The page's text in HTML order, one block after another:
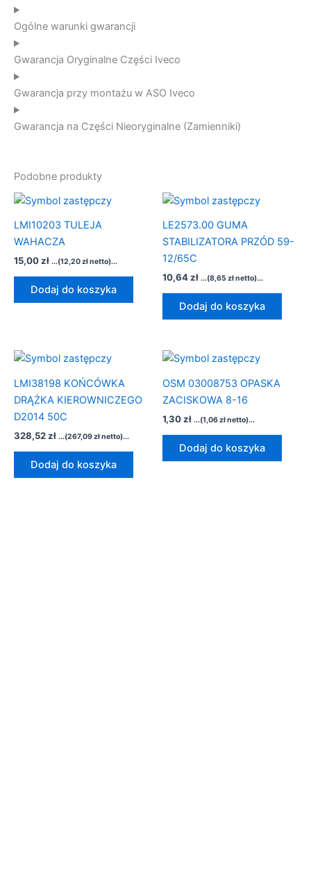
Ogólne warunki gwarancji
Gwarancja Oryginalne Części Iveco
Gwarancja przy montażu w ASO Iveco
Gwarancja na Części Nieoryginalne (Zamienniki)
Podobne produkty
LMI10203 TULEJA
WAHACZA
15,00zł ...(12,20złnetto)...
Dodaj do koszyka
LE2573.00 GUMA
STABILIZATORA PRZÓD 59-
12/65C
10,64zł ...(8,65złnetto)...
Dodaj do koszyka
LMI38198 KOŃCÓWKA
DRĄŻKA KIEROWNICZEGO
D2014 50C
328,52zł ...(267,09złnetto)...
Dodaj do koszyka
OSM 03008753 OPASKA
ZACISKOWA 8-16
1,30zł ...(1,06złnetto)...
Dodaj do koszyka